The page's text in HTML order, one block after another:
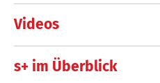
Videos
s+ im Überblick